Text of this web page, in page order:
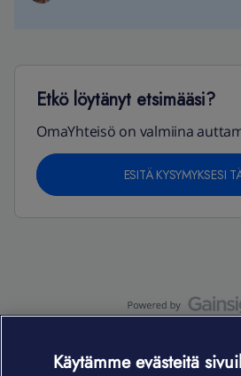
Etkö löytänyt etsimääsi?
OmaYhteisö on valmiina
ESITÄ KYSYMYKSESI
Käytämme evästeitä